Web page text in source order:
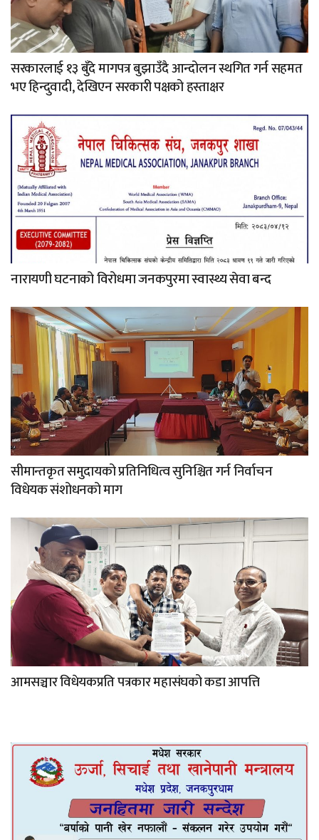
सरकारलाई १३ बुँदे मागपत्र बुझाउँदै आन्दोलन स्थगित गर्न सहमत
भए हिन्दुवादी, देखिएन सरकारी पक्षको हस्ताक्षर
नारायणी घटनाको विरोधमा जनकपुरमा स्वास्थ्य सेवा बन्द
सीमान्तकृत समुदायको प्रतिनिधित्व सुनिश्चित गर्न निर्वाचन
विधेयक संशोधनको माग
आमसञ्चार विधेयकप्रति पत्रकार महासंघको कडा आपत्ति